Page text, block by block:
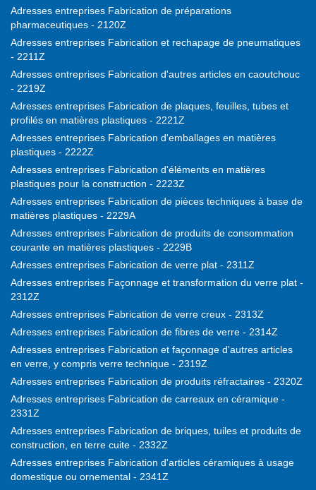
Adresses entreprises Fabrication de préparations
pharmaceutiques - 2120Z
Adresses entreprises Fabrication et rechapage de pneumatiques
- 2211Z
Adresses entreprises Fabrication d'autres articles en caoutchouc
- 2219Z
Adresses entreprises Fabrication de plaques, feuilles, tubes et
profilés en matières plastiques - 2221Z
Adresses entreprises Fabrication d'emballages en matières
plastiques - 2222Z
Adresses entreprises Fabrication d'éléments en matières
plastiques pour la construction - 2223Z
Adresses entreprises Fabrication de pièces techniques à base de
matières plastiques - 2229A
Adresses entreprises Fabrication de produits de consommation
courante en matières plastiques - 2229B
Adresses entreprises Fabrication de verre plat - 2311Z
Adresses entreprises Façonnage et transformation du verre plat -
2312Z
Adresses entreprises Fabrication de verre creux - 2313Z
Adresses entreprises Fabrication de fibres de verre - 2314Z
Adresses entreprises Fabrication et façonnage d'autres articles
en verre, y compris verre technique - 2319Z
Adresses entreprises Fabrication de produits réfractaires - 2320Z
Adresses entreprises Fabrication de carreaux en céramique -
2331Z
Adresses entreprises Fabrication de briques, tuiles et produits de
construction, en terre cuite - 2332Z
Adresses entreprises Fabrication d'articles céramiques à usage
domestique ou ornemental - 2341Z